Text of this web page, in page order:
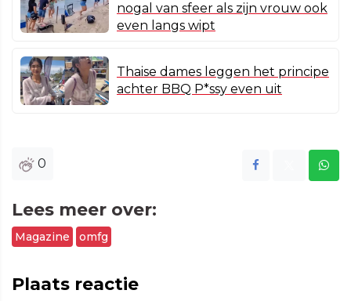
nogal van sfeer als zijn vrouw ook
even langs wipt
Thaise dames leggen het principe
achter BBQ P*ssy even uit
0
Lees meer over:
Magazine omfg
Plaats reactie